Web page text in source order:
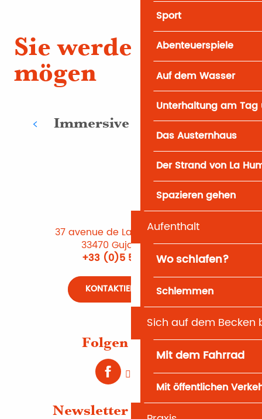
Sport
Abenteuerspiele
Auf dem Wasser
Unterhaltung am
Das Austernhaus
Der Strand von La
Spazieren gehen
Aufenthalt
Wo schlafen?
Schlemmen
Sich auf dem Becken
Mit dem Fahrrad
Mit öffentlichen
Sie werden auch
mögen
Immersive Aktivitäten
37 avenue de Lattre de Tassigny
33470 Gujan-Mestras
+33 (0)5 56 66 12 65
KONTAKTIEREN SIE UNS
Folgen Sie uns
Newsletter abonnieren